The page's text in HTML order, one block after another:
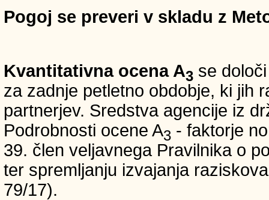
Pogoj se preveri v skladu z
Kvantitativna ocena A3 se
za zadnje petletno obdobje, ki jih
partnerjev. Sredstva agencije iz
Podrobnosti ocene A3 - faktorje
39. člen veljavnega Pravilnika o
ter spremljanju izvajanja
79/17).